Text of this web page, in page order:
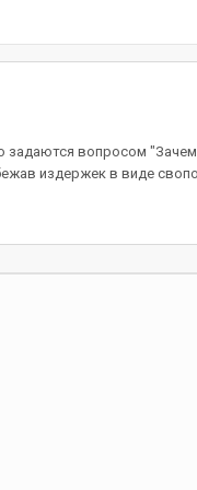
задаются вопросом
издержек в виде